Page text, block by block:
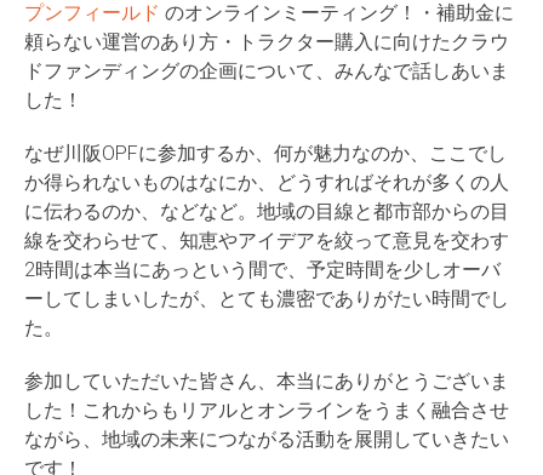
プンフィールド のオンラインミーティング！・補助金に
頼らない運営のあり方・トラクター購入に向けたクラウ
ドファンディングの企画について、みんなで話しあいま
した！
なぜ川阪OPFに参加するか、何が魅力なのか、ここでし
か得られないものはなにか、どうすればそれが多くの人
に伝わるのか、などなど。地域の目線と都市部からの目
線を交わらせて、知恵やアイデアを絞って意見を交わす
2時間は本当にあっという間で、予定時間を少しオーバ
ーしてしまいしたが、とても濃密でありがたい時間でし
た。
参加していただいた皆さん、本当にありがとうございま
した！これからもリアルとオンラインをうまく融合させ
ながら、地域の未来につながる活動を展開していきたい
です！